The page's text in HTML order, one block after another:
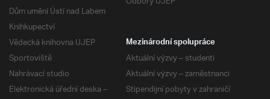
Dům umění Ústí nad Labem
Knihkupectví
Vědecká knihovna UJEP
Sportoviště
Nahrávací studio
Elektronická úřední deska –
Mezinárodní spolupráce
Aktuální výzvy – studenti
Aktuální výzvy – zaměstnanci
Stipendijní pobyty v zahraničí